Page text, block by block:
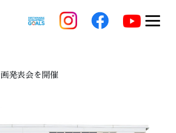
発表会を開催